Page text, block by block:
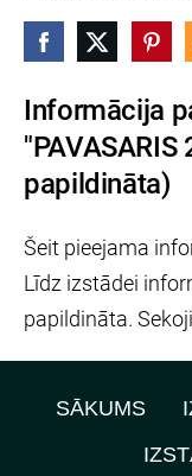
Informācija
papildināta)
Šeit pieejama
Līdz izstādei
papildināta.
SĀKUMS